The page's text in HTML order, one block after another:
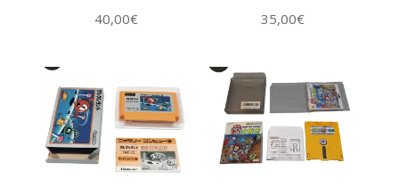
40,00€ 35,00€